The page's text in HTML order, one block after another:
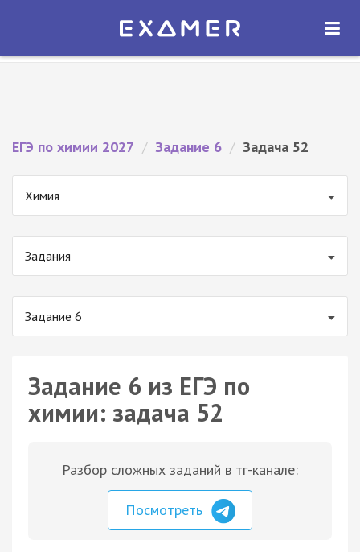
Экзамер — ЕГЭ 2027
ОТКРЫТЬ
ЕГЭ по химии 2027 / Задание 6 / Задача 52
Химия
Задания
Задание 6
Задание 6 из ЕГЭ по
химии: задача 52
Разбор сложных заданий в тг-канале:
Посмотреть